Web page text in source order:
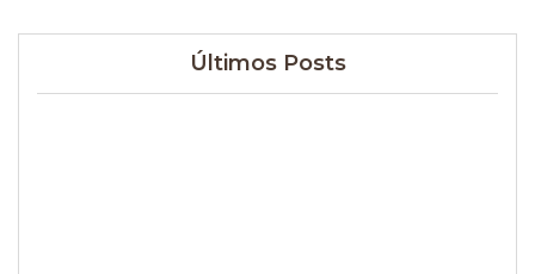
Últimos Posts